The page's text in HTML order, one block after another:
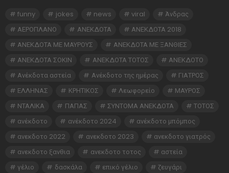
funny jokes news viral
Άνδρας
ΑΕΡΟΠΛΑΝΟ
ΑΝΕΚΔΟΤΑ
ΑΝΕΚΔΟΤΑ 2018
ΑΝΕΚΔΟΤΑ ΜΕ ΜΑΥΡΟΥΣ
ΑΝΕΚΔΟΤΑ ΜΕ ΞΑΝΘΙΕΣ
ΑΝΕΚΔΟΤΑ ΣΟΚΙΝ
ΑΝΕΚΔΟΤΑ ΤΟΤΟΣ
ΑΝΕΚΔΟΤΟ
Ανέκδοτα αστεία
Ανέκδοτο της ημέρας
ΓΙΑΤΡΟΣ
ΕΛΛΗΝΑΣ
ΚΡΗΤΙΚΟΣ Λεωφορείο
ΜΑΥΡΟΣ
ΝΤΑΛΙΚΑ
ΠΑΠΑΣ ΣΥΝΤΟΜΑ ΑΝΕΚΔΟΤΑ
ΤΟΤΟΣ
ανέκδοτο
ανέκδοτο 2024
ανέκδοτο μπόμπος
ανεκδοτο 2022
ανεκδοτο 2023
ανεκδοτο γιατρός
ανεκδοτο ξανθια
ανεκδοτο τοτος
αστεία
γέλιο
δασκάλα επικό γέλιο
ζευγάρι